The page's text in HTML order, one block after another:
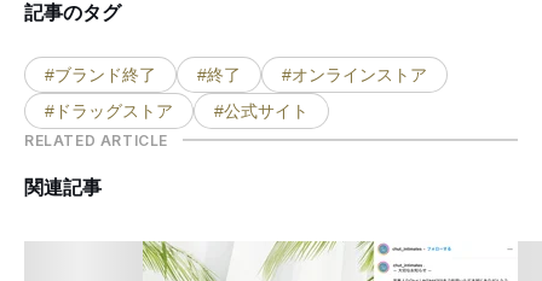
記事のタグ
#ブランド終了 #終了
#オンラインストア
#ドラッグストア
#公式サイト
RELATED ARTICLE
関連記事